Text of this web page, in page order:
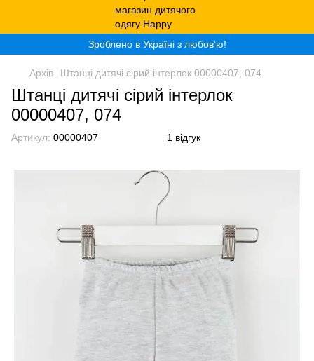
Зроблено в Україні з любов‘ю!
Архів Штанці дитячі сірий інтерлок 00000407, 074
Штанці дитячі сірий інтерлок
00000407, 074
Артикул: 00000407 1 відгук